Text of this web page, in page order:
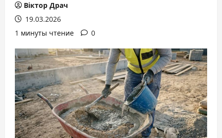
Віктор Драч
19.03.2026
1 минуты чтение
0